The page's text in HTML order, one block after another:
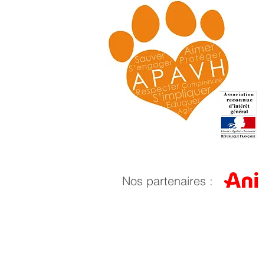
Nos partenaires :